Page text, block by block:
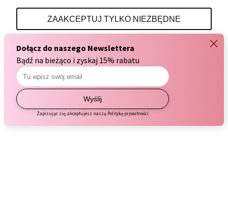
Balsam ujędrniający do ciała 150ml
DO KOSZYKA
ZAAKCEPTUJ TYLKO NIEZBĘDNE
DOSTOSUJ ZGODY
ZAAKCEPTUJ WSZYSTKIE